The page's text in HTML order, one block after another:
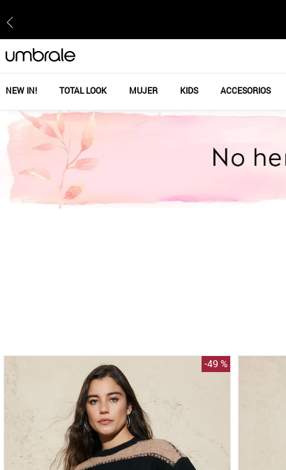
NEW IN! TOTAL LOOK MUJER KIDS ACCESORIOS
-49 %